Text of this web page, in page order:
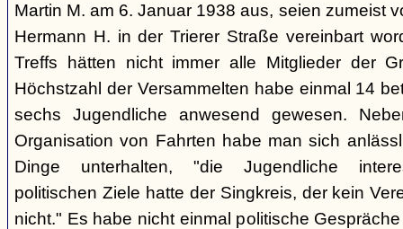
Martin M. am 6. Januar 1938 aus, seien zumeist
Hermann H. in der Trierer Straße vereinbart
Treffs hätten nicht immer alle Mitglieder der
Höchstzahl der Versammelten habe einmal 14
sechs Jugendliche anwesend gewesen.
Organisation von Fahrten habe man sich
Dinge unterhalten, "die Jugendliche
politischen Ziele hatte der Singkreis, der kein
nicht." Es habe nicht einmal politische